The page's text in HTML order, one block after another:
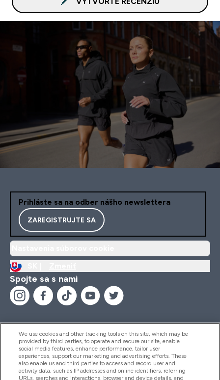
Prihláste sa na odber nášho newslettera
ZAREGISTRUJTE SA
Spojte sa s nami
Pomoc & Informácie
Produkty
We use cookies and other tracking tools on this site, which may be
provided by third parties, to operate and secure our site, enable
social media features, enhance performance, tailor user
experiences, support our marketing and advertising efforts. These
also enable us and third parties to access and record user and
activity data, such as IP addresses and online identifiers, referring
URLs, searches and interactions, browser and device details, and